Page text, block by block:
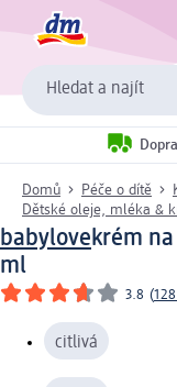
Hledat a najít
Domů Péče o dítě
Dětské oleje, mléka &
babylovekrém
ml
3.8 (
citlivá